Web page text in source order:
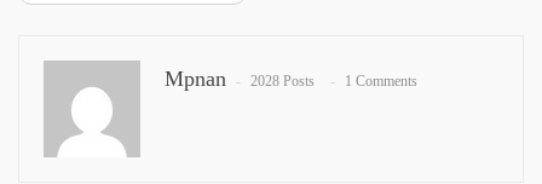
Mpnan 2028 Posts 1 Comments